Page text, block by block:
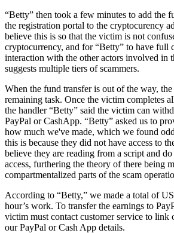
“Betty” then took a few minutes to add the
the registration portal to the cryptocurency
believe this is so that the victim is not
cryptocurrency, and for “Betty” to have full
interaction with the other actors involved in
suggests multiple tiers of scammers.
When the fund transfer is out of the way,
remaining task. Once the victim completes
the handler “Betty” said the victim can
PayPal or CashApp. “Betty” asked us to
how much we've made, which we found
this is because they did not have access to
believe they are reading from a script and
access, furthering the theory of there being
compartmentalized parts of the scam
According to “Betty,” we made a total of
hour’s work. To transfer the earnings to
victim must contact customer service to link
our PayPal or Cash App details.